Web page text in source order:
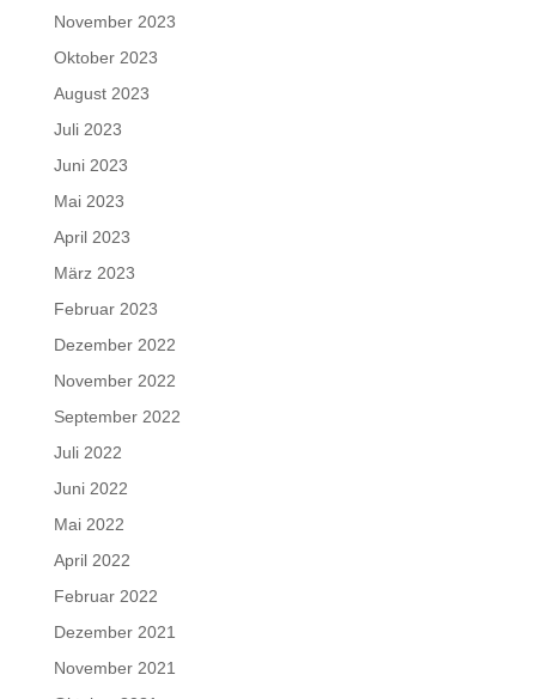
November 2023
Oktober 2023
August 2023
Juli 2023
Juni 2023
Mai 2023
April 2023
März 2023
Februar 2023
Dezember 2022
November 2022
September 2022
Juli 2022
Juni 2022
Mai 2022
April 2022
Februar 2022
Dezember 2021
November 2021